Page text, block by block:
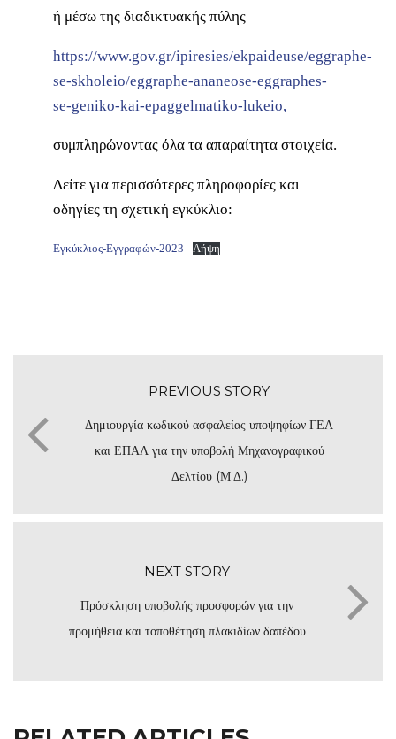
ή μέσω της διαδικτυακής πύλης
https://www.gov.gr/ipiresies/ekpaideuse/eggraphe-
se-skholeio/eggraphe-ananeose-eggraphes-
se-geniko-kai-epaggelmatiko-lukeio,
συμπληρώνοντας όλα τα απαραίτητα στοιχεία.
Δείτε για περισσότερες πληροφορίες και
οδηγίες τη σχετική εγκύκλιο:
Εγκύκλιος-Εγγραφών-2023 Λήψη
PREVIOUS STORY
Δημιουργία κωδικού ασφαλείας υποψηφίων ΓΕΛ
και ΕΠΑΛ για την υποβολή Μηχανογραφικού
Δελτίου (Μ.Δ.)
NEXT STORY
Πρόσκληση υποβολής προσφορών για την
προμήθεια και τοποθέτηση πλακιδίων δαπέδου